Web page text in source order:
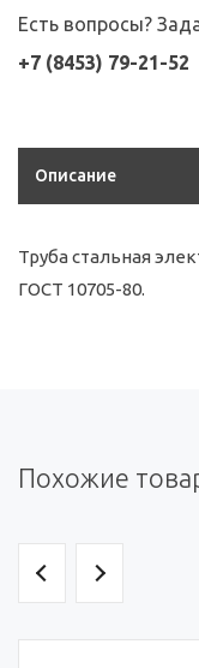
Есть вопросы?
+7 (8453) 79-21-52
Описание
Труба стальная
ГОСТ 10705-80.
Похожие